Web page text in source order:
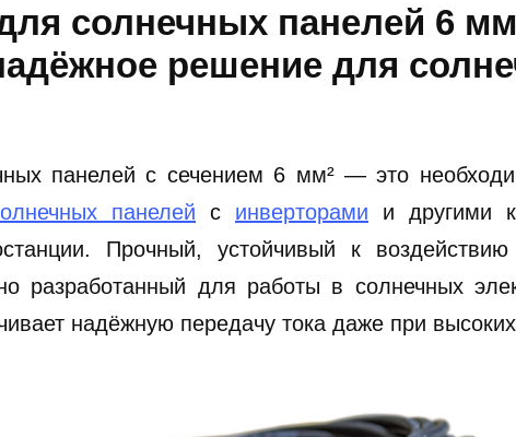
солнечных панелей 6
решение для
панелей с сечением 6 мм² — это
панелей с инверторами и другими
Прочный, устойчивый к
разработанный для работы в солнечных
надёжную передачу тока даже при высоких